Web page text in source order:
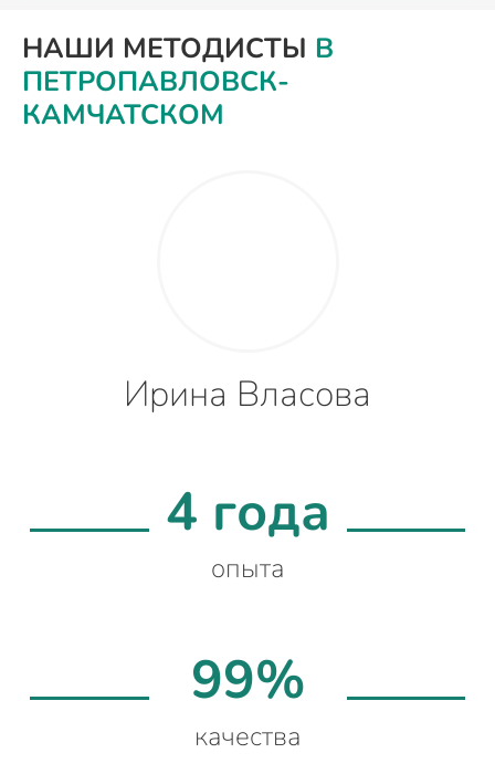
НАШИ МЕТОДИСТЫ В
ПЕТРОПАВЛОВСК-
КАМЧАТСКОМ
Ирина Власова
4 года
опыта
99%
качества